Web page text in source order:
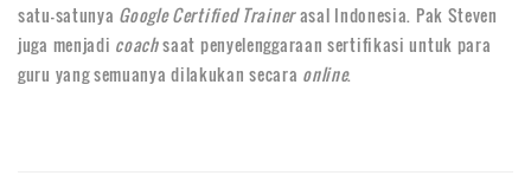
satu-satunya Google Certified Trainerasal Indonesia. Pak Steven
juga menjadi coachsaat penyelenggaraan sertifikasi untuk para
guru yang semuanya dilakukan secara online.